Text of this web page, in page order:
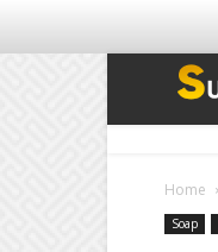
Home
Soap